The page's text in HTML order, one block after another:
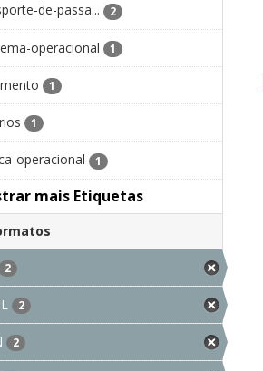
de-passa... 2
operacional 1
1
1
operacional 1
mais Etiquetas
2
2
2